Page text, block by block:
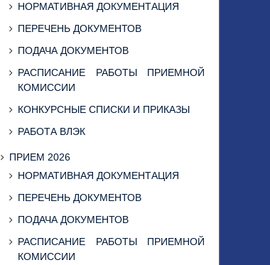
НОРМАТИВНАЯ ДОКУМЕНТАЦИЯ
ПЕРЕЧЕНЬ ДОКУМЕНТОВ
ПОДАЧА ДОКУМЕНТОВ
РАСПИСАНИЕ РАБОТЫ ПРИЕМНОЙ
КОМИССИИ
КОНКУРСНЫЕ СПИСКИ И ПРИКАЗЫ
РАБОТА ВЛЭК
ПРИЕМ 2026
НОРМАТИВНАЯ ДОКУМЕНТАЦИЯ
ПЕРЕЧЕНЬ ДОКУМЕНТОВ
ПОДАЧА ДОКУМЕНТОВ
РАСПИСАНИЕ РАБОТЫ ПРИЕМНОЙ
КОМИССИИ